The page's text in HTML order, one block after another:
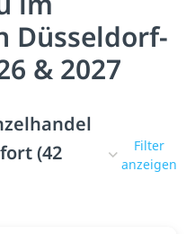
Düsseldorf-
& 2027
(42
Filter
anzeigen